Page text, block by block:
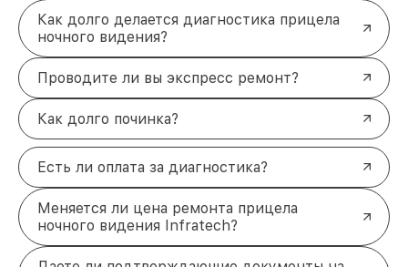
Как долго делается диагностика прицела
ночного видения?
Проводите ли вы экспресс ремонт?
Как долго починка?
Есть ли оплата за диагностика?
Меняется ли цена ремонта прицела
ночного видения Infratech?